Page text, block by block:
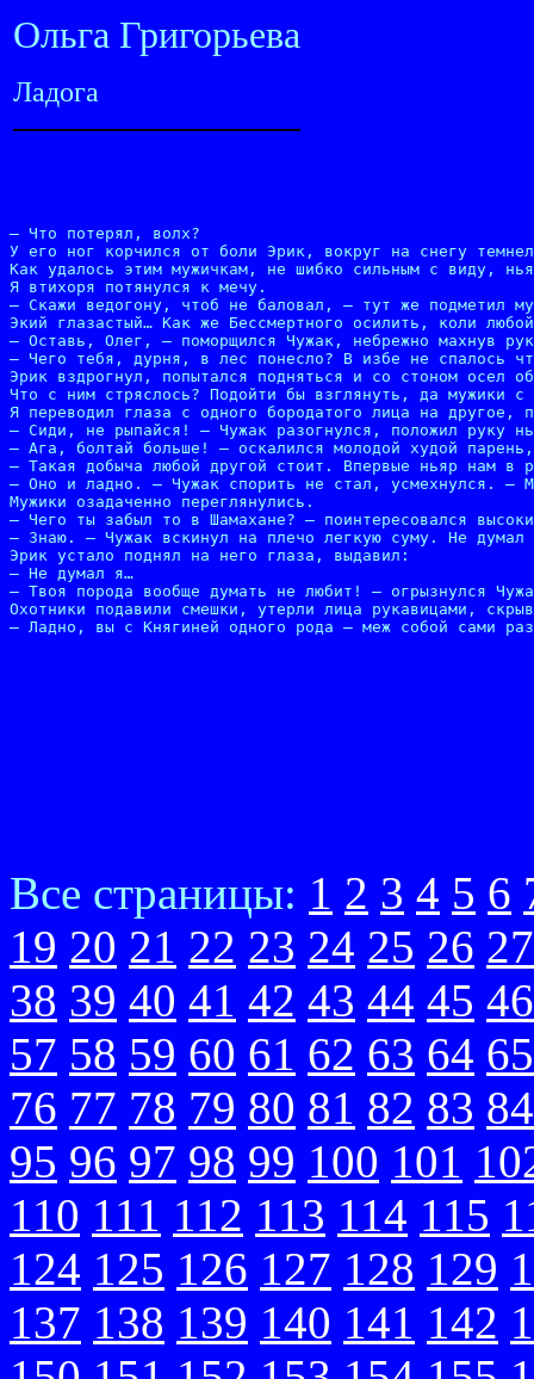
Ольга Григорьева
Ладога
– Что потерял, волх?
У его ног корчился от боли Эрик, вокруг на снегу
Как удалось этим мужичкам, не шибко сильным с виду,
Я втихоря потянулся к мечу.
– Скажи ведогону, чтоб не баловал, – тут же подметил
Экий глазастый… Как же Бессмертного осилить, коли
– Оставь, Олег, – поморщился Чужак, небрежно махнув
– Чего тебя, дурня, в лес понесло? В избе не спалось
Эрик вздрогнул, попытался подняться и со стоном осел
Что с ним стряслось? Подойти бы взглянуть, да мужики
Я переводил глаза с одного бородатого лица на другое,
– Сиди, не рыпайся! – Чужак разогнулся, положил руку
– Ага, болтай больше! – оскалился молодой худой
– Такая добыча любой другой стоит. Впервые ньяр нам в
– Оно и ладно. – Чужак спорить не стал, усмехнулся. –
Мужики озадаченно переглянулись.
– Чего ты забыл то в Шамахане? – поинтересовался
– Знаю. – Чужак вскинул на плечо легкую суму. Не
Эрик устало поднял на него глаза, выдавил:
– Не думал я…
– Твоя порода вообще думать не любит! – огрызнулся
Охотники подавили смешки, утерли лица рукавицами,
– Ладно, вы с Княгиней одного рода – меж собой сами
Все страницы: 1 2 3 4 5 6
19 20 21 22 23 24 25 26 27
38 39 40 41 42 43 44 45 46
57 58 59 60 61 62 63 64 65
76 77 78 79 80 81 82 83 84
95 96 97 98 99 100 101
110 111 112 113 114 115
124 125 126 127 128 129
137 138 139 140 141 142